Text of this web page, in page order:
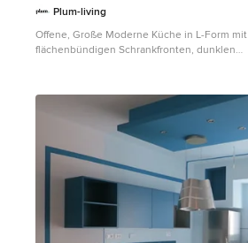
Plum-living
Offene, Große Moderne Küche in L-Form mit
flächenbündigen Schrankfronten, dunklen
türkiser Arbeitsplatte in Berlin